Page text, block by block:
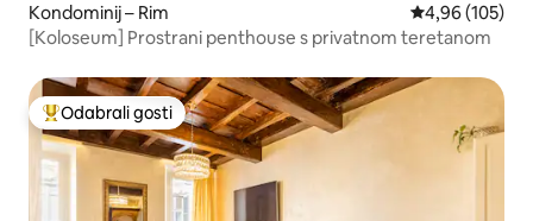
Kondominij – Rim Prosječna
4,96 (105)
[Koloseum] Prostrani penthouse s privatnom teretanom
Među najviše rangiranima s oznakom „Odabrali gosti”
Odabrali gosti